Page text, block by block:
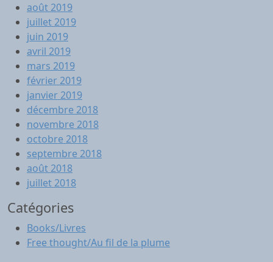
août 2019
juillet 2019
juin 2019
avril 2019
mars 2019
février 2019
janvier 2019
décembre 2018
novembre 2018
octobre 2018
septembre 2018
août 2018
juillet 2018
Catégories
Books/Livres
Free thought/Au fil de la plume